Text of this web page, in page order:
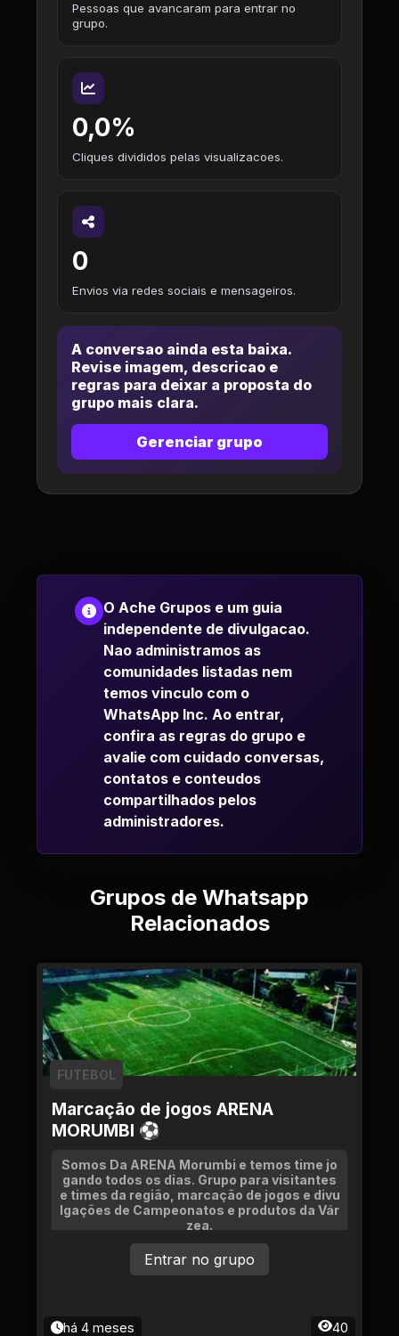
Pessoas que avancaram para entrar no
grupo.
0,0%
Cliques divididos pelas visualizacoes.
0
Envios via redes sociais e mensageiros.
A conversao ainda esta baixa.
Revise imagem, descricao e
regras para deixar a proposta do
grupo mais clara.
Gerenciar grupo
O Ache Grupos e um guia
independente de divulgacao.
Nao administramos as
comunidades listadas nem
temos vinculo com o
WhatsApp Inc. Ao entrar,
confira as regras do grupo e
avalie com cuidado conversas,
contatos e conteudos
compartilhados pelos
administradores.
Grupos de Whatsapp
Relacionados
Marcação de jogos ARENA
MORUMBI ⚽
FUTEBOL
Somos Da ARENA Morumbi e temos time jo
gando todos os dias. Grupo para visitantes
e times da região, marcação de jogos e divu
lgações de Campeonatos e produtos da Vár
zea.
há 4 meses 40
Entrar no grupo